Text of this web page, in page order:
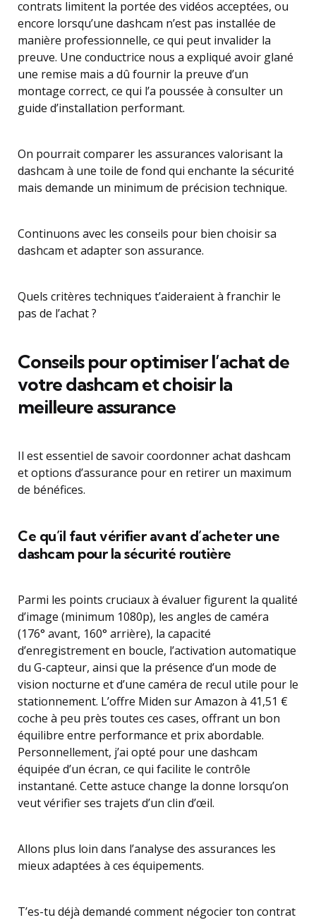
contrats limitent la portée des vidéos acceptées, ou
encore lorsqu’une dashcam n’est pas installée de
manière professionnelle, ce qui peut invalider la
preuve. Une conductrice nous a expliqué avoir glané
une remise mais a dû fournir la preuve d’un
montage correct, ce qui l’a poussée à consulter un
guide d’installation performant.
On pourrait comparer les assurances valorisant la
dashcam à une toile de fond qui enchante la sécurité
mais demande un minimum de précision technique.
Continuons avec les conseils pour bien choisir sa
dashcam et adapter son assurance.
Quels critères techniques t’aideraient à franchir le
pas de l’achat ?
Conseils pour optimiser l’achat de
votre dashcam et choisir la
meilleure assurance
Il est essentiel de savoir coordonner achat dashcam
et options d’assurance pour en retirer un maximum
de bénéfices.
Ce qu’il faut vérifier avant d’acheter une
dashcam pour la sécurité routière
Parmi les points cruciaux à évaluer figurent la qualité
d’image (minimum 1080p), les angles de caméra
(176° avant, 160° arrière), la capacité
d’enregistrement en boucle, l’activation automatique
du G-capteur, ainsi que la présence d’un mode de
vision nocturne et d’une caméra de recul utile pour le
stationnement. L’offre Miden sur Amazon à 41,51 €
coche à peu près toutes ces cases, offrant un bon
équilibre entre performance et prix abordable.
Personnellement, j’ai opté pour une dashcam
équipée d’un écran, ce qui facilite le contrôle
instantané. Cette astuce change la donne lorsqu’on
veut vérifier ses trajets d’un clin d’œil.
Allons plus loin dans l’analyse des assurances les
mieux adaptées à ces équipements.
T’es-tu déjà demandé comment négocier ton contrat